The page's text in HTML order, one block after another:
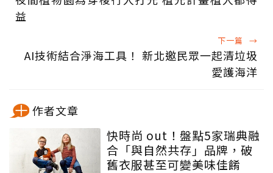
益
下一篇 →
AI技術結合淨海工具！ 新北邀民眾一起清垃圾
愛護海洋
作者文章
快時尚 out！盤點5家瑞典融
合「與自然共存」品牌，破
舊衣服甚至可變美味佳餚